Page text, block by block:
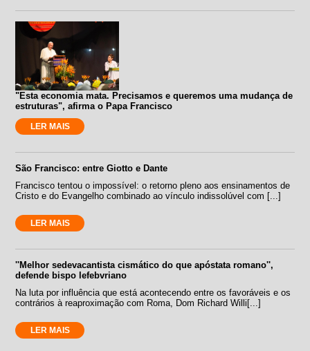
"Esta economia mata. Precisamos e queremos uma mudança de
estruturas", afirma o Papa Francisco
LER MAIS
São Francisco: entre Giotto e Dante
Francisco tentou o impossível: o retorno pleno aos ensinamentos de
Cristo e do Evangelho combinado ao vínculo indissolúvel com [...]
LER MAIS
''Melhor sedevacantista cismático do que apóstata romano'',
defende bispo lefebvriano
Na luta por influência que está acontecendo entre os favoráveis e os
contrários à reaproximação com Roma, Dom Richard Willi[...]
LER MAIS